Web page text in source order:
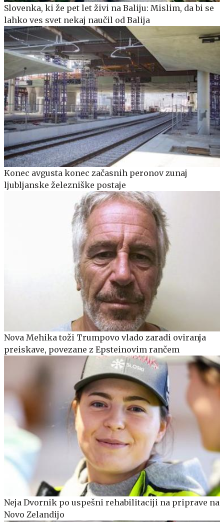
Slovenka, ki že pet let živi na Baliju: Mislim, da bi se
lahko ves svet nekaj naučil od Balija
Konec avgusta konec začasnih peronov zunaj
ljubljanske železniške postaje
Nova Mehika toži Trumpovo vlado zaradi oviranja
preiskave, povezane z Epsteinovim rančem
Neja Dvornik po uspešni rehabilitaciji na priprave na
Novo Zelandijo